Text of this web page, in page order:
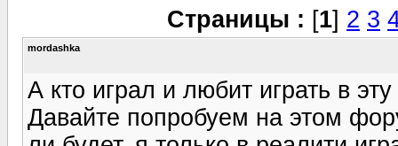
Страницы : [1] 2 3
mordashka
А кто играл и любит играть в эту
Давайте попробуем на этом